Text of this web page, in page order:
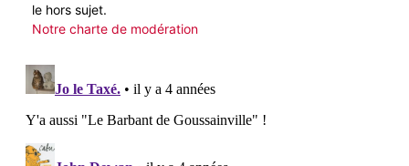
le hors sujet.
Notre charte de modération